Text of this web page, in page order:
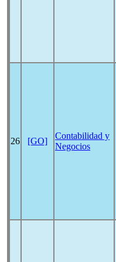
26 [GO]
Contabilidad y
Negocios